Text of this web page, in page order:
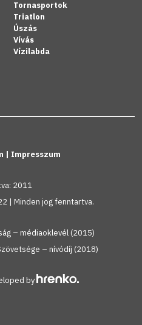
Tornasportok
Triatlon
Úszás
Vívás
Vízilabda
| Impresszum
2011
| Minden jog fenntartva.
– médiaoklevél (2015)
– nívódíj (2018)
by